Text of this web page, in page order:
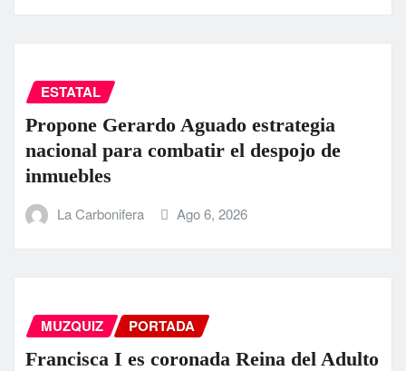
ESTATAL
Propone Gerardo Aguado estrategia
nacional para combatir el despojo de
inmuebles
La Carbonifera Ago 6, 2026
MUZQUIZ PORTADA
Francisca I es coronada Reina del Adulto